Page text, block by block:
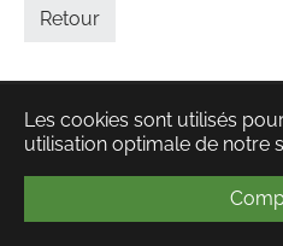
Les cookies sont utilisés
utilisation optimale de notre
Retour
FacebookInstagramYouTube